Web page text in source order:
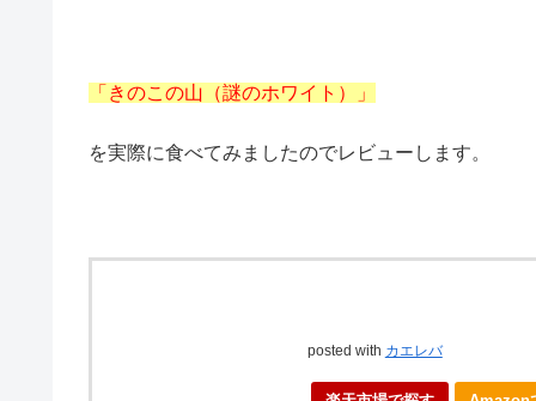
「きのこの山（謎のホワイト）」
を実際に食べてみましたのでレビューします。
posted with カエレバ